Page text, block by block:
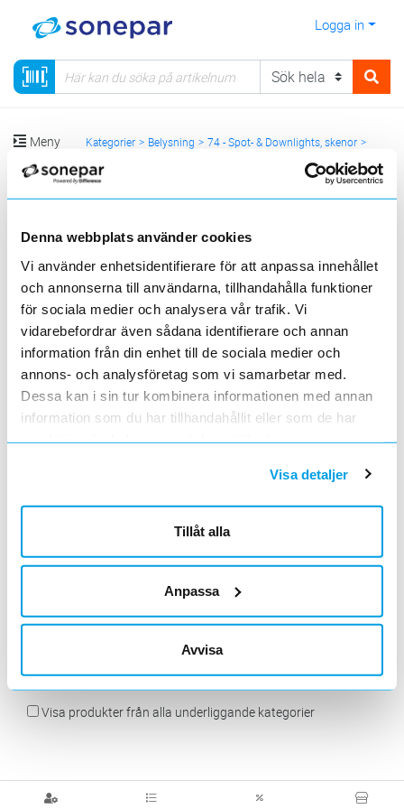
Denna webbplats använder cookies
Vi använder enhetsidentifierare för att anpassa innehållet
och annonserna till användarna, tillhandahålla funktioner
för sociala medier och analysera vår trafik. Vi
vidarebefordrar även sådana identifierare och annan
information från din enhet till de sociala medier och
annons- och analysföretag som vi samarbetar med.
Dessa kan i sin tur kombinera informationen med annan
information som du har tillhandahållit eller som de har
samlat in när du har använt deras tjänster.
Visa detaljer
Tillåt alla
Anpassa
Avvisa
Logga in
Meny Kategorier Belysning 74 - Spot- & Downlights, skenor
Drivdon
Visa produkter från alla underliggande kategorier
Dimbart
konstantström &
konstantspänning
Jolly
Dimbart
konstantström
Icke dimbart
konstantsröm
IP20-IP40
konstantspänning
konstantspänning
IP20-IP21
Icke dimbart
konstanspänning
Visa produkter från alla underliggande kategorier